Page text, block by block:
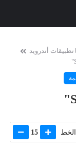
تطبيقات أندرويد
15